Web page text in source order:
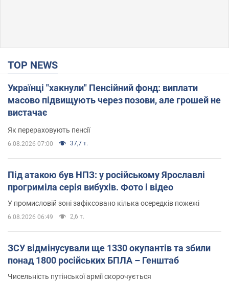
TOP NEWS
Українці "хакнули" Пенсійний фонд: виплати
масово підвищують через позови, але грошей не
вистачає
Як перераховують пенсії
6.08.2026 07:00 37,7 т.
Під атакою був НПЗ: у російському Ярославлі
прогриміла серія вибухів. Фото і відео
У промисловій зоні зафіксовано кілька осередків пожежі
6.08.2026 06:49 2,6 т.
ЗСУ відмінусували ще 1330 окупантів та збили
понад 1800 російських БПЛА – Генштаб
Чисельність путінської армії скорочується